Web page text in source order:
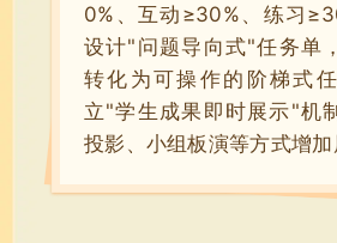
0%、互动≥30%、练习
设计"问题导向式"任务单
转化为可操作的阶梯式
立"学生成果即时展示"机
投影、小组板演等方式增加